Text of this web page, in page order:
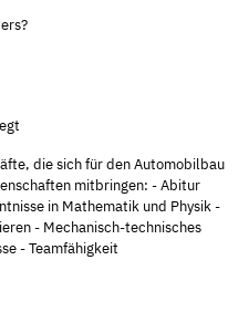
die sich für den Automobilbau
mitbringen: - Abitur
in Mathematik und Physik -
- Mechanisch-technisches
- Teamfähigkeit